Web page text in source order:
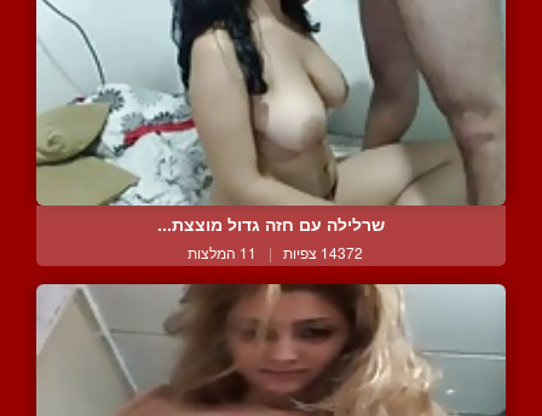
שרלילה עם חזה גדול מוצצת...
14372 צפיות | 11 המלצות